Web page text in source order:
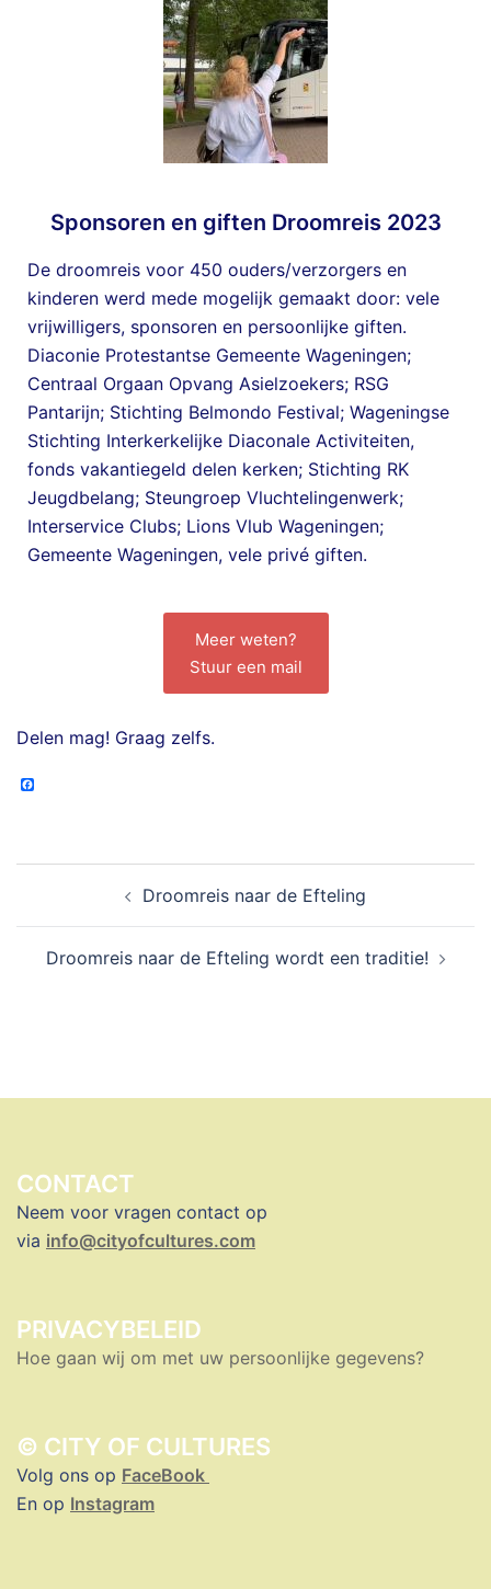
Sponsoren en giften Droomreis 2023
De droomreis voor 450 ouders/verzorgers en
kinderen werd mede mogelijk gemaakt door: vele
vrijwilligers, sponsoren en persoonlijke giften.
Diaconie Protestantse Gemeente Wageningen;
Centraal Orgaan Opvang Asielzoekers; RSG
Pantarijn; Stichting Belmondo Festival; Wageningse
Stichting Interkerkelijke Diaconale Activiteiten,
fonds vakantiegeld delen kerken; Stichting RK
Jeugdbelang; Steungroep Vluchtelingenwerk;
Interservice Clubs; Lions Vlub Wageningen;
Gemeente Wageningen, vele privé giften.
Meer weten?
Stuur een mail
Delen mag! Graag zelfs.
Droomreis naar de Efteling
Droomreis naar de Efteling wordt een traditie!
CONTACT
Neem voor vragen contact op
via info@cityofcultures.com
PRIVACYBELEID
Hoe gaan wij om met uw persoonlijke gegevens?
© CITY OF CULTURES
Volg ons op FaceBook
En op Instagram